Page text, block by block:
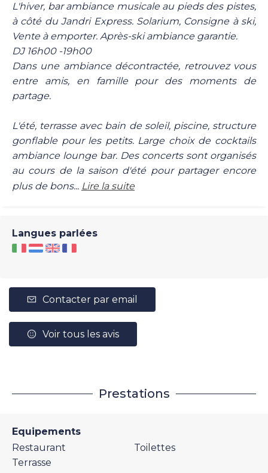
L'hiver, bar ambiance musicale au pieds des pistes,
à côté du Jandri Express. Solarium, Consigne à ski,
Vente à emporter. Après-ski ambiance garantie.
DJ 16h00 -19h00
Dans une ambiance décontractée, retrouvez vous
entre amis, en famille pour des moments de
partage.
L'été, terrasse avec bain de soleil, piscine, structure
gonflable pour les petits. Large choix de cocktails
ambiance lounge bar. Des concerts sont organisés
au cours de la saison d'été pour partager encore
plus de bons... Lire la suite
Langues parlées
Contacter par email
Voir tous les avis
Prestations
Equipements
Restaurant
Terrasse
Toilettes